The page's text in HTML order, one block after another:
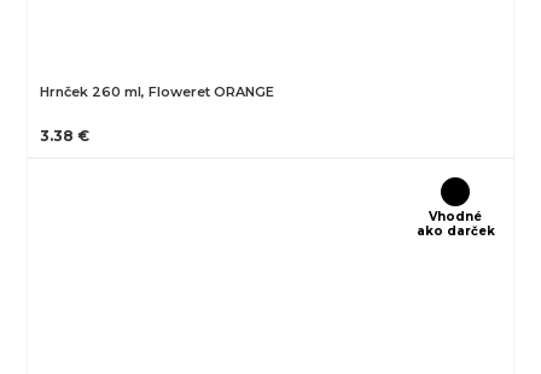
Hrnček 260 ml, Floweret ORANGE
3.38 €
Vhodné
ako darček